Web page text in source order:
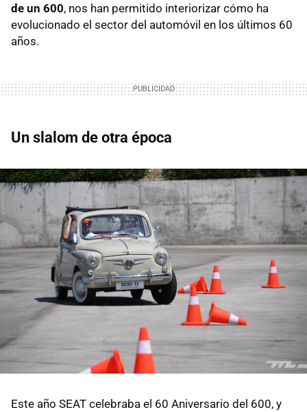
de un 600, nos han permitido interiorizar cómo ha
evolucionado el sector del automóvil en los últimos 60
años.
Un slalom de otra época
Este año SEAT celebraba el 60 Aniversario del 600, y